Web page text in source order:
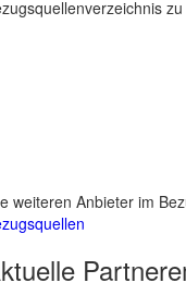
weiteren Anbieter im